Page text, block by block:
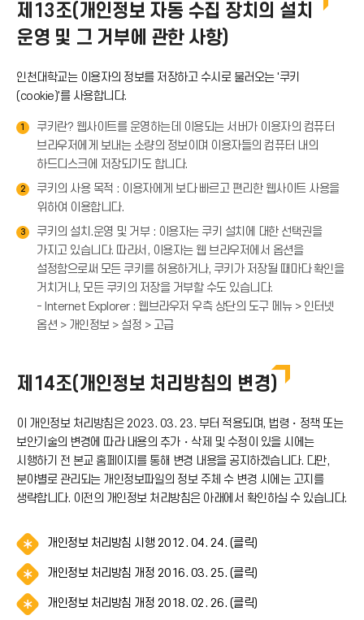
제13조(개인정보 자동 수집 장치의 설치
운영 및 그 거부에 관한 사항)
인천대학교는 이용자의 정보를 저장하고 수시로 불러오는 '쿠키
(cookie)'를 사용합니다.
1
쿠키란? 웹사이트를 운영하는데 이용되는 서버가 이용자의 컴퓨터
브라우저에게 보내는 소량의 정보이며 이용자들의 컴퓨터 내의
하드디스크에 저장되기도 합니다.
2
쿠키의 사용 목적 : 이용자에게 보다 빠르고 편리한 웹사이트 사용을
위하여 이용합니다.
3
쿠키의 설치.운영 및 거부 : 이용자는 쿠키 설치에 대한 선택권을
가지고 있습니다. 따라서, 이용자는 웹 브라우저에서 옵션을
설정함으로써 모든 쿠키를 허용하거나, 쿠키가 저장될 때마다 확인을
거치거나, 모든 쿠키의 저장을 거부할 수도 있습니다.
- Internet Explorer : 웹브라우저 우측 상단의 도구 메뉴 > 인터넷
옵션 > 개인정보 > 설정 > 고급
제14조(개인정보 처리방침의 변경)
이 개인정보 처리방침은 2023. 03. 23. 부터 적용되며, 법령・정책 또는
보안기술의 변경에 따라 내용의 추가・삭제 및 수정이 있을 시에는
시행하기 전 본교 홈페이지를 통해 변경 내용을 공지하겠습니다. 다만,
분야별로 관리되는 개인정보파일의 정보 주체 수 변경 시에는 고지를
생략합니다. 이전의 개인정보 처리방침은 아래에서 확인하실 수 있습니다.
개인정보 처리방침 시행 2012. 04. 24. (클릭)알
(
아
개인정보 처리방침 개정 2016. 03. 25. (클릭)알
(
개인정보 처리방침 개정 2018. 02. 26. (클릭)알